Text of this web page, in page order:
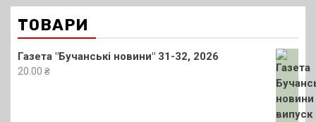
ТОВАРИ
Газета "Бучанські новини" 31-32, 2026
20.00 ₴